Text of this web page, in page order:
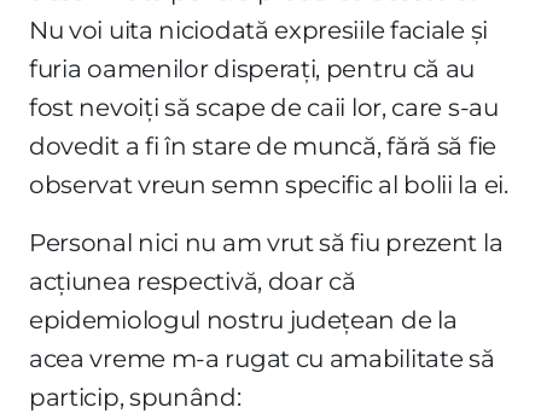
Nu voi uita niciodată expresiile faciale și
furia oamenilor disperați, pentru că au
fost nevoiți să scape de caii lor, care s-au
dovedit a fi în stare de muncă, fără să fie
observat vreun semn specific al bolii la ei.
Personal nici nu am vrut să fiu prezent la
acțiunea respectivă, doar că
epidemiologul nostru județean de la
acea vreme m-a rugat cu amabilitate să
particip, spunând: